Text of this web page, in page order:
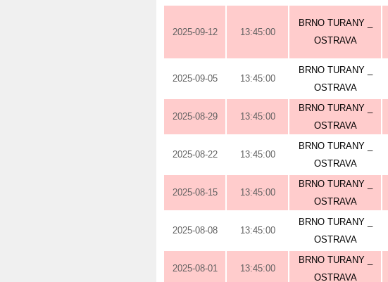
2025-09-12 13:45:00
BRNO TURANY _
OSTRAVA
2025-09-05 13:45:00
BRNO TURANY _
OSTRAVA
2025-08-29 13:45:00
BRNO TURANY _
OSTRAVA
2025-08-22 13:45:00
BRNO TURANY _
OSTRAVA
2025-08-15 13:45:00
BRNO TURANY _
OSTRAVA
2025-08-08 13:45:00
BRNO TURANY _
OSTRAVA
2025-08-01 13:45:00
BRNO TURANY _
OSTRAVA